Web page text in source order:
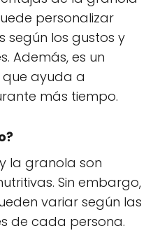
personalizar
según los gustos y
Además, es un
que ayuda a
más tiempo.
la granola son
Sin embargo,
variar según las
de cada persona.